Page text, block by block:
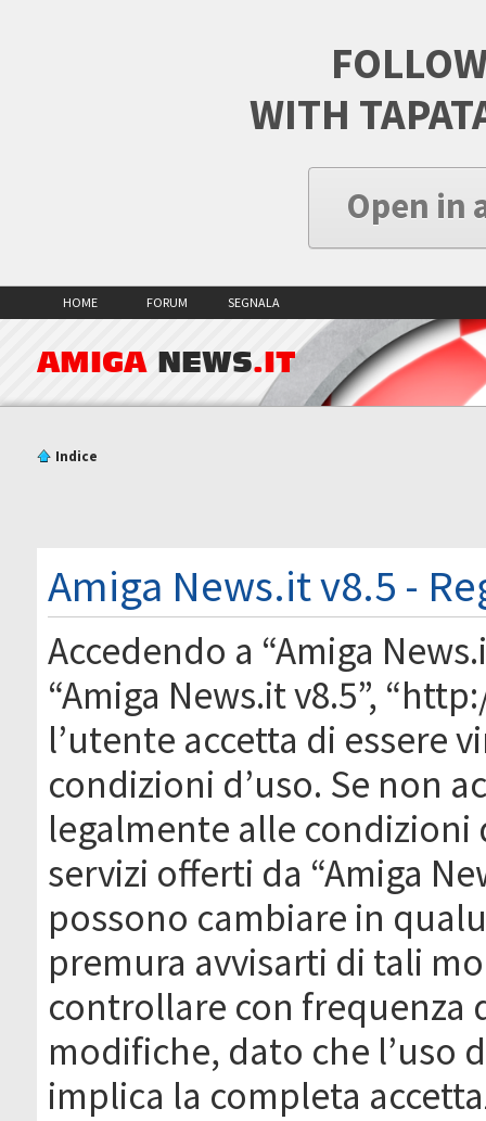
WITH
Open in
HOME FORUM SEGNALA
AMIGA NEWS.IT
Indice
Amiga News.it v8.5 -
Accedendo a “Amiga
“Amiga News.it v8.5”,
l’utente accetta di essere
condizioni d’uso. Se non
legalmente alle condizioni
servizi offerti da “Amiga
possono cambiare in
premura avvisarti di tali
controllare con frequenza
modifiche, dato che l’uso
implica la completa